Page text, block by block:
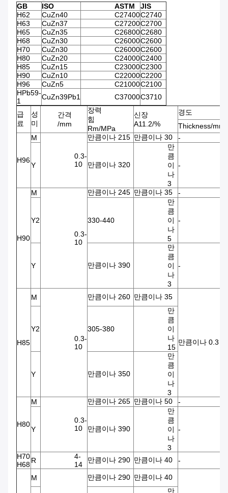
GB
ISO ASTM
JIS
H62
CuZn40 C27400C2740
H63
CuZn37 C27200C2700
H65
CuZn35 C26800C2680
H68
CuZn30 C26000C2600
H70
CuZn30 C26000C2600
H80
CuZn20 C24000C2400
H85
CuZn15 C23000C2300
H90
CuZn10 C22000C2200
H96
CuZn5 C21000C2100
HPb59-
1
CuZn39Pb1 C37000C3710
급
료
성
미
간격
/mm
장력
힘
Rm/MPa
신장
A11.2/%
경도
Thickness/mm
H96
M
0.3-
10
만큼이나 215 만큼이나 30 -
Y 만큼이나 320
만
큼
이
나
3
-
H90
M
0.3-
10
만큼이나 245 만큼이나 35 -
Y2 330-440
만
큼
이
나
5
-
Y 만큼이나 390
만
큼
이
나
3
-
H85
M
0.3-
10
만큼이나 260 만큼이나 35
만큼이나 0.3
Y2 305-380
만
큼
이
나
15
Y 만큼이나 350
만
큼
이
나
3
H80
M
0.3-
10
만큼이나 265 만큼이나 50 -
Y 만큼이나 390
만
큼
이
나
3
-
H70
H68R
4-
14
만큼이나 290 만큼이나 40 -
M 만큼이나 290 만큼이나 40
만